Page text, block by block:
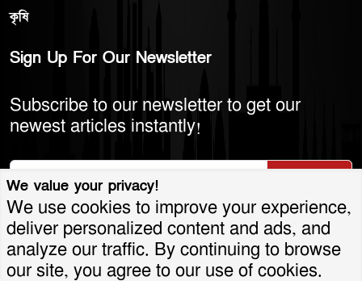
কৃষি
Sign Up For Our Newsletter
Subscribe to our newsletter to get our
newest articles instantly!
© 2026 America Bangla LLC. All Rights
We value your privacy!
We use cookies to improve your experience,
deliver personalized content and ads, and
analyze our traffic. By continuing to browse
our site, you agree to our use of cookies.